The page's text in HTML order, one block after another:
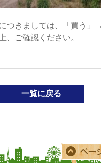
つきましては、「買う」
、ご確認ください。
一覧に戻る